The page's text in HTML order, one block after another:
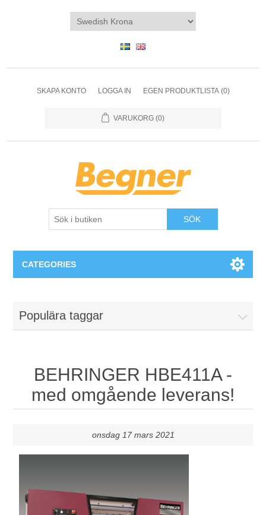
SKAPA KONTO LOGGA IN EGEN PRODUKTLISTA (0)
VARUKORG (0)
SÖK
CATEGORIES
Metallkapning
Lagringssystem
Bearbetningsmaskiner
BRAUN Ytslipningsmaskiner
Utbildning
Partners
Spare parts & Service
Populära taggar
BEHRINGER HBE411A -
med omgående leverans!
onsdag 17 mars 2021